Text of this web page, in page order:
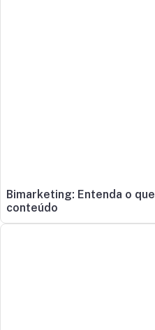
Bimarketing: Entenda o
conteúdo